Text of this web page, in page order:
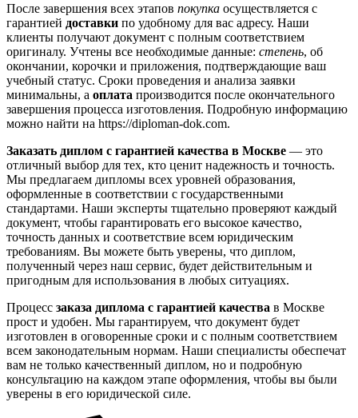
После завершения всех этапов покупка осуществляется с
гарантией доставки по удобному для вас адресу. Наши
клиенты получают документ с полным соответствием
оригиналу. Учтены все необходимые данные: степень, об
окончании, корочки и приложения, подтверждающие ваш
учебный статус. Сроки проведения и анализа заявки
минимальны, а оплата производится после окончательного
завершения процесса изготовления. Подробную информацию
можно найти на https://diploman-dok.com.
Заказать диплом с гарантией качества в Москве — это
отличный выбор для тех, кто ценит надежность и точность.
Мы предлагаем дипломы всех уровней образования,
оформленные в соответствии с государственными
стандартами. Наши эксперты тщательно проверяют каждый
документ, чтобы гарантировать его высокое качество,
точность данных и соответствие всем юридическим
требованиям. Вы можете быть уверены, что диплом,
полученный через наш сервис, будет действительным и
пригодным для использования в любых ситуациях.
Процесс заказа диплома с гарантией качества в Москве
прост и удобен. Мы гарантируем, что документ будет
изготовлен в оговоренные сроки и с полным соответствием
всем законодательным нормам. Наши специалисты обеспечат
вам не только качественный диплом, но и подробную
консультацию на каждом этапе оформления, чтобы вы были
уверены в его юридической силе.